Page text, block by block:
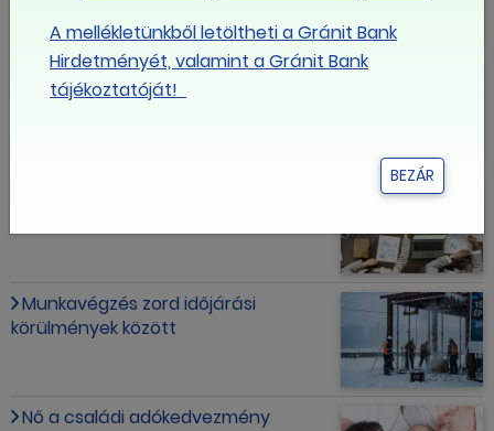
Lassul az infláció
Munkavégzés zord időjárási
körülmények között
Nő a családi adókedvezmény
A mellékletünkből letöltheti a Gránit Bank
Hirdetményét, valamint a Gránit Bank
tájékoztatóját!
BEZÁR